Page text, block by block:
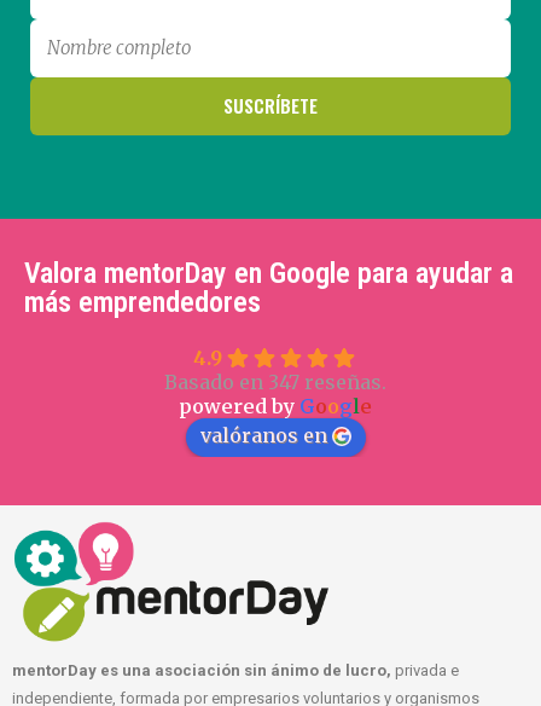
Valora mentorDay en Google para ayudar a
más emprendedores
4.9
Basado en 347 reseñas.
powered by Google
valóranos en
mentorDay es una asociación sin ánimo de lucro, privada e
independiente, formada por empresarios voluntarios y organismos